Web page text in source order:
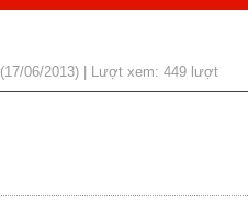
(17/06/2013) | Lượt xem: 449 lượt